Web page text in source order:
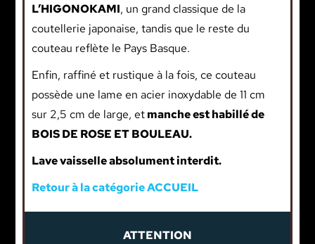
L’HIGONOKAMI, un grand classique de la
coutellerie japonaise, tandis que le reste du
couteau reflète le Pays Basque.
Enfin, raffiné et rustique à la fois, ce couteau
possède une lame en acier inoxydable de 11 cm
sur 2,5 cm de large, etmanche est habillé de
BOIS DE ROSE ET BOULEAU.
Lave vaisselle absolument interdit.
Retour à la catégorie ACCUEIL
ATTENTION